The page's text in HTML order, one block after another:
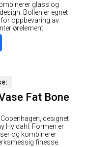
glass og
Bollen er egnet
oppbevaring av
Fat Bone
designet
Hyldahl. Formen er
og kombinerer
finesse.